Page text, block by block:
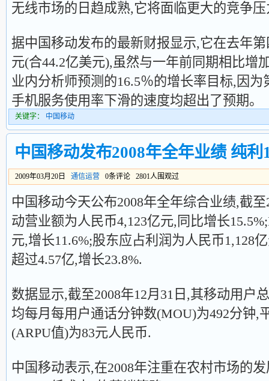
无线市场的日趋成熟,它将面临更大的竞争
据中国移动发布的最新财报显示,它在去年
元(合44.2亿美元),虽然与一年前同期相比增
业内分析师预测的16.5％的增长率目标,因
手机服务使用率下滑的速度均超出了预期。
关键字： 中国移动
中国移动发布2008年全年业绩 纯利
2009年03月20日 通信运营 0条评论 2801人围观过
中国移动今天公布2008年全年综合业绩,截
动营业额为人民币4,123亿元,同比增长
元,增长11.6%;股东应占利润为人民币1,128
超过4.57亿,增长23.8%.
数据显示,截至2008年12月31日,其移动用户
均每月每用户通话分钟数(MOU)为492分钟,
(ARPU值)为83元人民币.
中国移动表示,在2008年注重在农村市场的